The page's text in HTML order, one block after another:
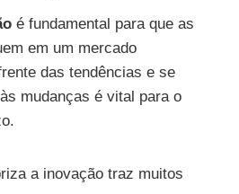
é fundamental para que as
em um mercado
das tendências e se
mudanças é vital para o
a inovação traz muitos